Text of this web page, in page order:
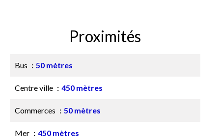
Proximités
Bus 50 mètres
Centre ville 450 mètres
Commerces 50 mètres
Mer 450 mètres